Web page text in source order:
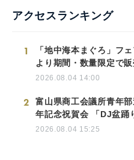
アクセスランキング
1
「地中海本まぐろ」フ
より期間・数量限定で
2026.08.04 14:00
2
富山県商工会議所青年
年記念祝賀会 「DJ盆踊
2026.08.04 15:25